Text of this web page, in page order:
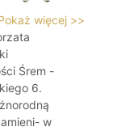
więcej >>
Śrem -
6.
w